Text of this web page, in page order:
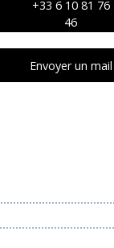
+33 6 10 81 76
46
Envoyer un mail